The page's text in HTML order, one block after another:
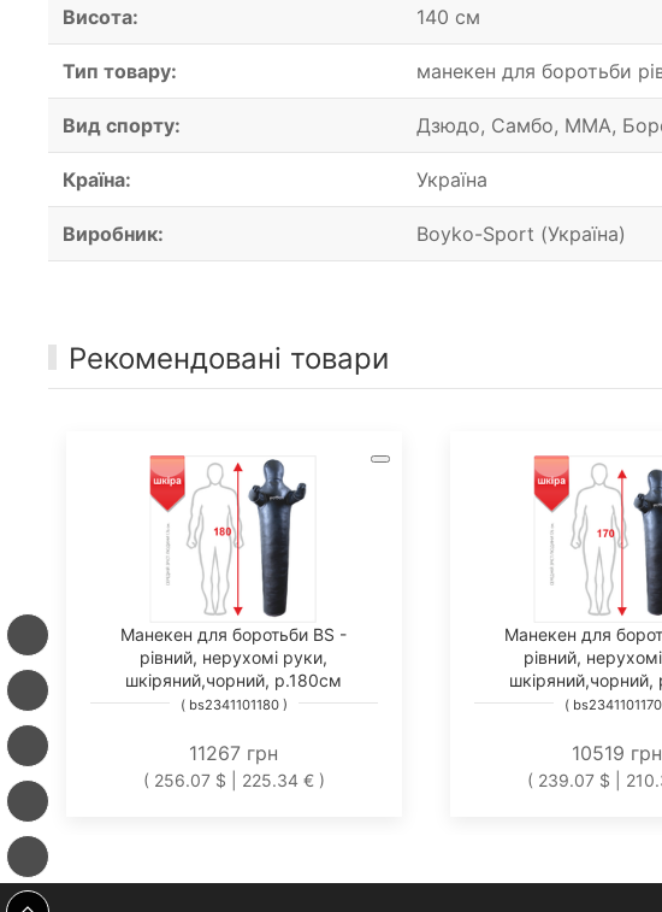
Висота: 140 см
Тип товару: манекен для боротьби
Вид спорту: Дзюдо, Самбо, ММА,
Країна: Україна
Виробник: Boyko-Sport (Україна)
Рекомендовані товари
Манекен для боротьби BS -
рівний, нерухомі руки,
шкіряний,чорний, р.180см
( bs2341101180 )
11267 грн
( 256.07 $ | 225.34 € )
Манекен для
рівний,
шкіряний,чорний,
(
10519 грн
( 239.07 $ |